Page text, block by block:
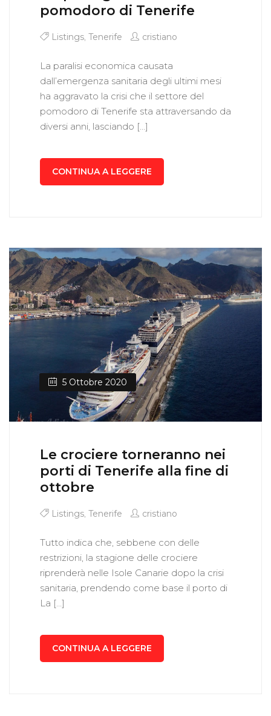
pomodoro di Tenerife
Listings, Tenerife cristiano
La paralisi economica causata
dall’emergenza sanitaria degli ultimi mesi
ha aggravato la crisi che il settore del
pomodoro di Tenerife sta attraversando da
diversi anni, lasciando […]
CONTINUA A LEGGERE
5 Ottobre 2020
Le crociere torneranno nei
porti di Tenerife alla fine di
ottobre
Listings, Tenerife cristiano
Tutto indica che, sebbene con delle
restrizioni, la stagione delle crociere
riprenderà nelle Isole Canarie dopo la crisi
sanitaria, prendendo come base il porto di
La […]
CONTINUA A LEGGERE